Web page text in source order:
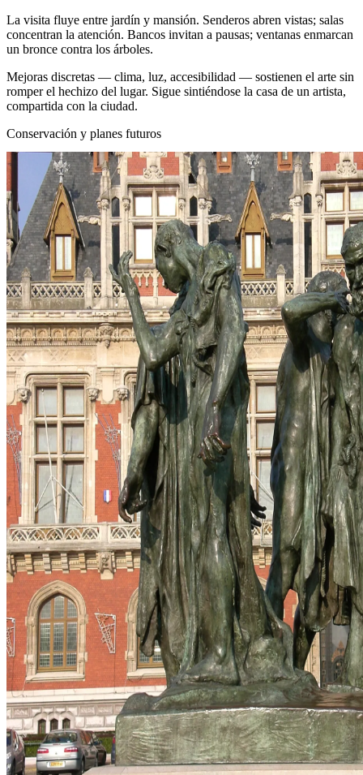
La visita fluye entre jardín y mansión. Senderos abren vistas; salas
concentran la atención. Bancos invitan a pausas; ventanas enmarcan
un bronce contra los árboles.
Mejoras discretas — clima, luz, accesibilidad — sostienen el arte sin
romper el hechizo del lugar. Sigue sintiéndose la casa de un artista,
compartida con la ciudad.
Conservación y planes futuros